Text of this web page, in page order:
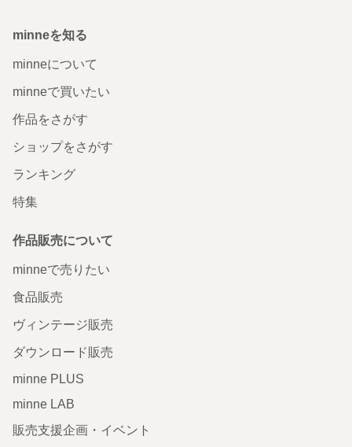
minneを知る
minneについて
minneで買いたい
作品をさがす
ショップをさがす
ランキング
特集
作品販売について
minneで売りたい
食品販売
ヴィンテージ販売
ダウンロード販売
minne PLUS
minne LAB
販売支援企画・イベント